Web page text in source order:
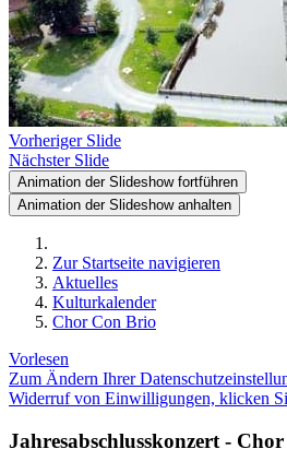
Vorheriger Slide
Nächster Slide
Animation der Slideshow fortführen
Animation der Slideshow anhalten
Zur Startseite navigieren
Aktuelles
Kulturkalender
Chor Con Brio
Vorlesen
Zum Ändern Ihrer
Widerruf von Einwilligungen, klicken
Jahresabschlusskonzert -